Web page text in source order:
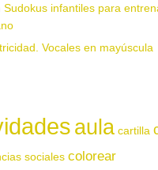
Sudokus infantiles para
Vocales en mayúscula
aula cartilla
sociales colorear